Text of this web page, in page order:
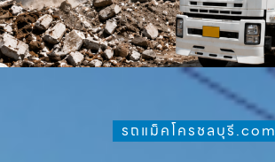
รถแม็คโครชลบุรี.com